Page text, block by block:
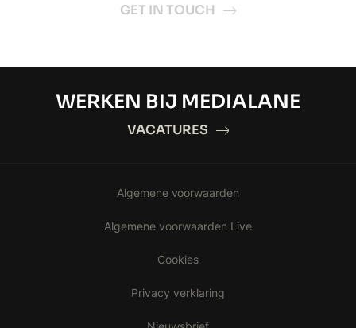
GET IN TOUCH
WERKEN BIJ MEDIALANE
VACATURES
Algemene voorwaarden
Algemene voorwaarden Live
Cookies
Privacy verklaring